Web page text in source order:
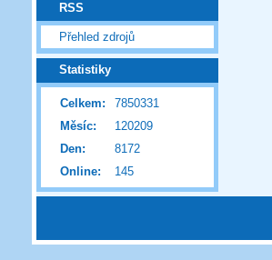
RSS
Přehled zdrojů
Statistiky
Online: 145
Celkem:
7850331
Měsíc:
120209
Den:
8172